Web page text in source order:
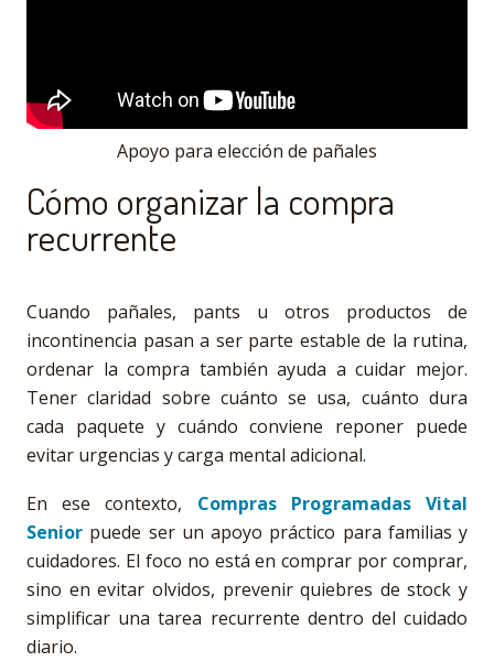
Apoyo para elección de pañales
Cómo organizar la compra
recurrente
Cuando pañales, pants u otros productos de
incontinencia pasan a ser parte estable de la rutina,
ordenar la compra también ayuda a cuidar mejor.
Tener claridad sobre cuánto se usa, cuánto dura
cada paquete y cuándo conviene reponer puede
evitar urgencias y carga mental adicional.
En ese contexto, Compras Programadas Vital
Senior puede ser un apoyo práctico para familias y
cuidadores. El foco no está en comprar por comprar,
sino en evitar olvidos, prevenir quiebres de stock y
simplificar una tarea recurrente dentro del cuidado
diario.